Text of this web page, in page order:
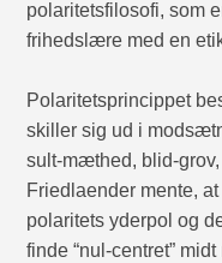
polaritetsfilosofi, som
frihedslære med en
Polaritetsprincippet
skiller sig ud i
sult-mæthed, blid-
Friedlaender mente,
polaritets yderpol og
finde “nul-centret”